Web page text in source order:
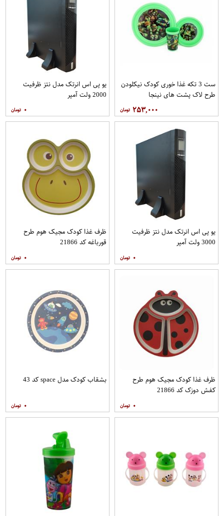
ست 3 تکه غذا خوری کودک نیکلودن
طرح لاک پشت های نینجا
۲۵۳,۰۰۰
یو پی اس انرتک مدل نتز ظرفیت
2000 ولت آمپر
۰
یو پی اس انرتک مدل نتز ظرفیت
3000 ولت آمپر
۰
ظرف غذا کودک مجیک هوم طرح
قورباغه کد 21866
۰
ظرف غذا کودک مجیک هوم طرح
کفش دوزک کد 21866
۰
بشقاب کودک مدل space کد 43
۰